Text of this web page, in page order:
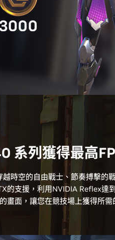
系列獲得最高
時空的自由戰士、節奏搏擊的
的支援，利用NVIDIA Reflex達
畫面，讓您在競技場上獲得所需